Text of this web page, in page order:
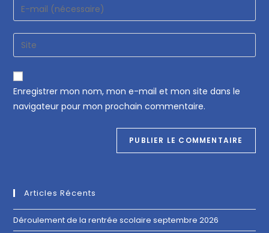
Enregistrer mon nom, mon e-mail et mon site dans le
navigateur pour mon prochain commentaire.
Articles Récents
Déroulement de la rentrée scolaire septembre 2026